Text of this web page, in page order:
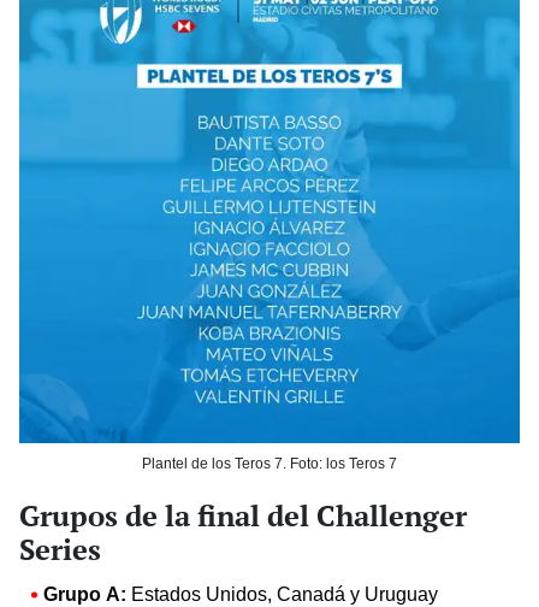
Plantel de los Teros 7. Foto: los Teros 7
Grupos de la final del Challenger
Series
Grupo A: Estados Unidos, Canadá y Uruguay